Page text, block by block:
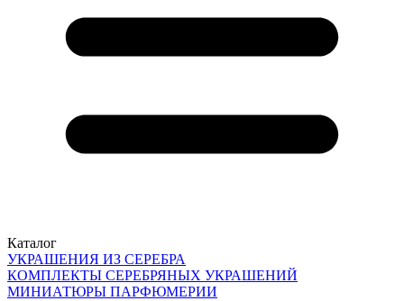
Каталог
УКРАШЕНИЯ ИЗ СЕРЕБРА
КОМПЛЕКТЫ СЕРЕБРЯНЫХ УКРАШЕНИЙ
МИНИАТЮРЫ ПАРФЮМЕРИИ